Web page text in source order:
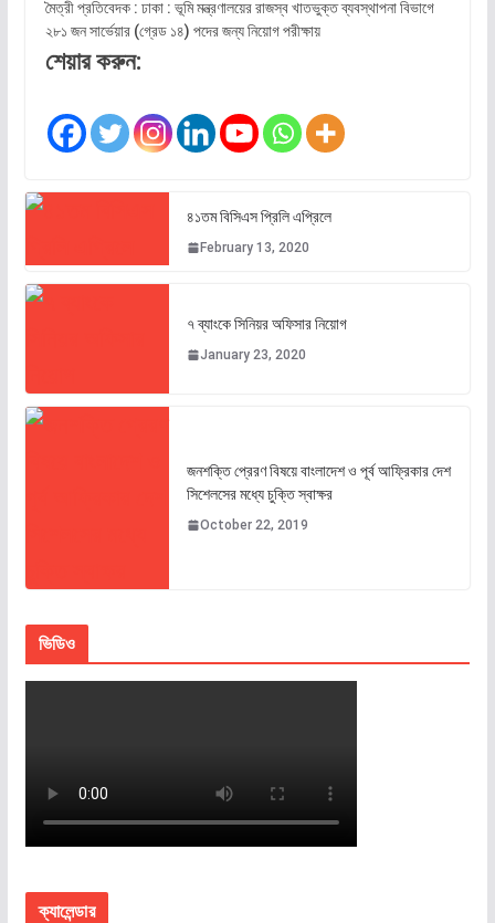
মৈত্রী প্রতিবেদক : ঢাকা : ভূমি মন্ত্রণালয়ের রাজস্ব খাতভুক্ত ব্যবস্থাপনা বিভাগে
২৮১ জন সার্ভেয়ার (গ্রেড ১৪) পদের জন্য নিয়োগ পরীক্ষায়
শেয়ার করুন:
৪১তম বিসিএস প্রিলি এপ্রিলে
February 13, 2020
৭ ব্যাংকে সিনিয়র অফিসার নিয়োগ
January 23, 2020
জনশক্তি প্রেরণ বিষয়ে বাংলাদেশ ও পূর্ব আফ্রিকার দেশ
সিশেলসের মধ্যে চুক্তি স্বাক্ষর
October 22, 2019
ভিডিও
ক্যালেন্ডার